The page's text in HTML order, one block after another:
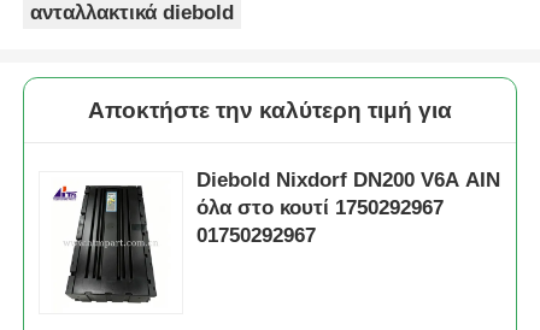
ανταλλακτικά diebold
Αποκτήστε την καλύτερη τιμή για
Diebold Nixdorf DN200 V6A AIN
όλα στο κουτί 1750292967
01750292967